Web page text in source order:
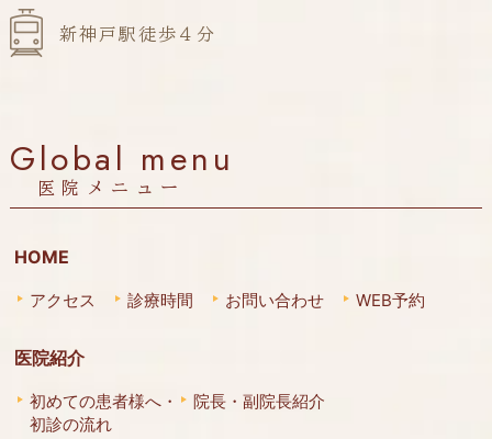
新神戸駅徒歩４分
Global menu
医院メニュー
HOME
アクセス 診療時間 お問い合わせ WEB予約
医院紹介
初めての患者様へ・
初診の流れ
院長・副院長紹介